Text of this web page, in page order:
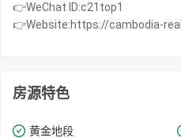
👉WeChat ID:c21top1
👉Website:https://cambodia-
房源特色
黄金地段